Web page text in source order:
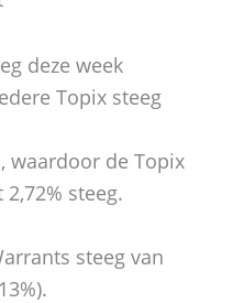
deze week
Topix steeg
waardoor de Topix
steeg.
steeg van